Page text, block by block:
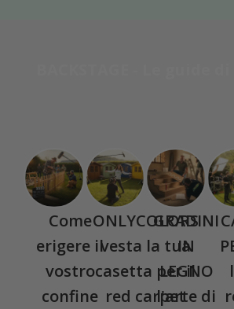
Come
erigere il
vostro
confine
ONLYCOLORS
vesta la tua
casetta per il
red carpet
GRADINI
IN
LEGNO
l'arte di